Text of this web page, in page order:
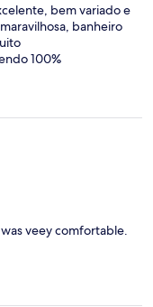
bem variado e
banheiro
100%
veey comfortable.